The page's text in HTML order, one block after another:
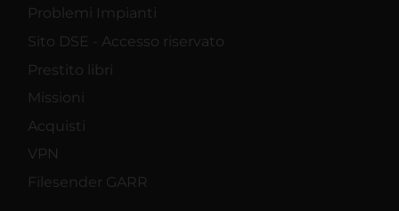
Problemi Impianti
Sito DSE - Accesso riservato
Prestito libri
Missioni
Acquisti
VPN
Filesender GARR